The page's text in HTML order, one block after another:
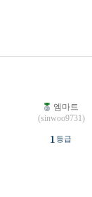
엠마트
(sinwoo9731)
1 등급